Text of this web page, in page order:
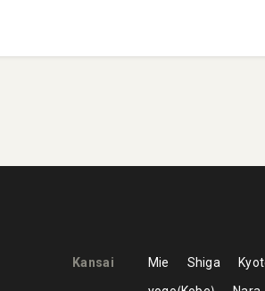
Kansai Mie Shiga